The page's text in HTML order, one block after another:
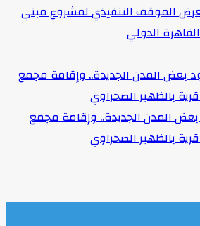
الموقف التنفيذي لمشروع مبني
بعض المدن الجديدة.. وإقامة مجمع